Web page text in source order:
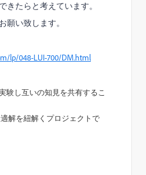
きたらと考えています。
願い致します。
lp/048-LUI-700/DM.html
験し互いの知見を共有するこ
解を紐解くプロジェクトで